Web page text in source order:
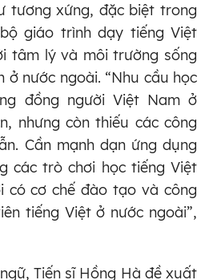
tương xứng, đặc biệt trong
giáo trình dạy tiếng Việt
tâm lý và môi trường sống
ở nước ngoài. “Nhu cầu học
đồng người Việt Nam ở
nhưng còn thiếu các công
Cần mạnh dạn ứng dụng
các trò chơi học tiếng Việt
có cơ chế đào tạo và công
tiếng Việt ở nước ngoài”,
Tiến sĩ Hồng Hà đề xuất